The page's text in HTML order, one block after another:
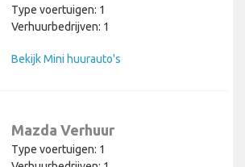
Type voertuigen: 1
Verhuurbedrijven: 1
Bekijk Mini huurauto's
Mazda Verhuur
Type voertuigen: 1